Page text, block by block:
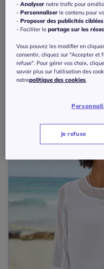
40€
Linea Tesini
-Analyser notre trafic pour
-Personnaliser le contenu pour
-Proposer des publicités ciblées
- Faciliter lepartage sur les
Vous pouvez les modifier en
consentir, cliquez sur "Accepter et
refuse". Pour gérer vos choix,
savoir plus sur l'utilisation des
notrepolitique des cookies.
Je refuse